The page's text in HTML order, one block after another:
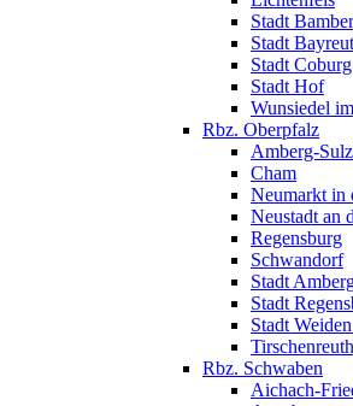
Stadt
Stadt
Stadt Coburg
Stadt Hof
Wunsiedel
Rbz. Oberpfalz
Amberg-
Cham
Neumarkt in
Neustadt an
Regensburg
Schwandorf
Stadt
Stadt
Stadt
Tirschenreuth
Rbz. Schwaben
Aichach-